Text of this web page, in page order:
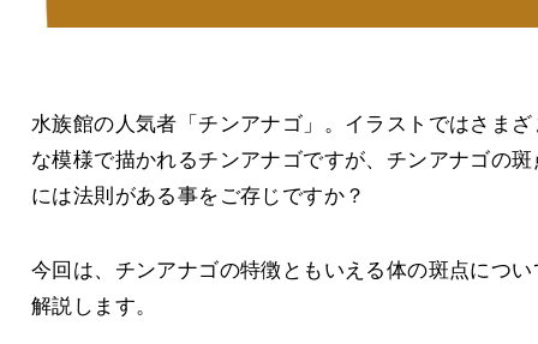
水族館の人気者「チンアナゴ」。イラストではさまざ
な模様で描かれるチンアナゴですが、チンアナゴの斑
には法則がある事をご存じですか？
今回は、チンアナゴの特徴ともいえる体の斑点につい
解説します。